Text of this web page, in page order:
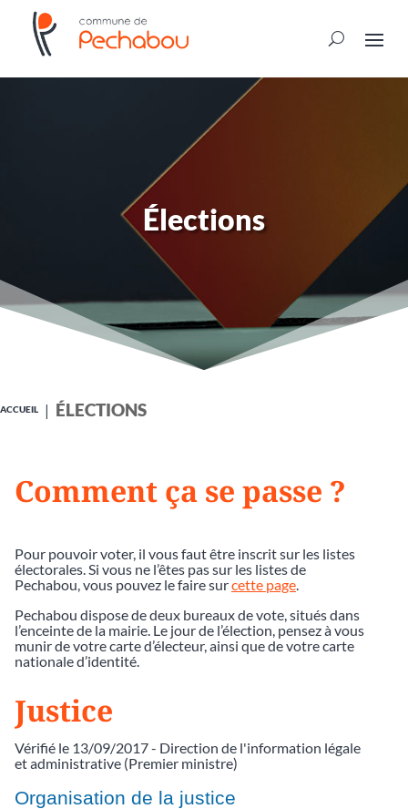
Élections
ACCUEIL ÉLECTIONS
Comment ça se passe ?
Pour pouvoir voter, il vous faut être inscrit sur les listes
électorales. Si vous ne l’êtes pas sur les listes de
Pechabou, vous pouvez le faire surcette page
Pechabou dispose de deux bureaux de vote, situés dans
l’enceinte de la mairie. Le jour de l’élection, pensez à vous
munir de votre carte d’électeur, ainsi que de votre carte
nationale d’identité.
Justice
Vérifié le 13/09/2017 - Direction de l'information légale
et administrative (Premier ministre)
Organisation de la justice